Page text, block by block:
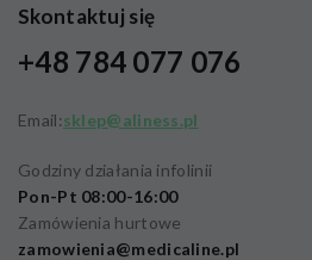
Skontaktuj się
+48 784 077 076
Email:sklep@aliness.pl
Godziny działania infolinii
Pon-Pt 08:00-16:00
Zamówienia hurtowe
zamowienia@medicaline.pl